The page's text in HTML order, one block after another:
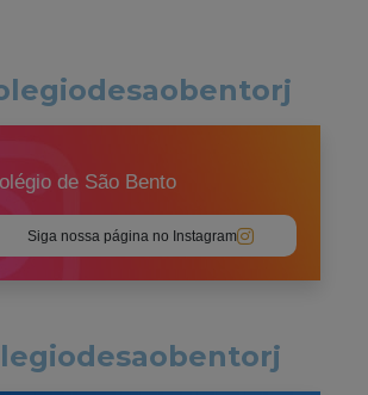
de São Bento
Siga nossa página no Instagram